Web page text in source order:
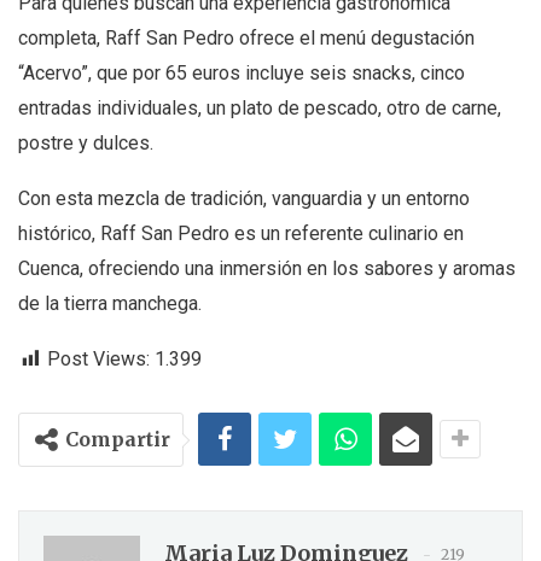
completa, Raff San Pedro ofrece el menú degustación
“Acervo”, que por 65 euros incluye seis snacks, cinco
entradas individuales, un plato de pescado, otro de carne,
postre y dulces.
Con esta mezcla de tradición, vanguardia y un entorno
histórico, Raff San Pedro es un referente culinario en
Cuenca, ofreciendo una inmersión en los sabores y aromas
de la tierra manchega.
Post Views: 1.399
Compartir
Maria Luz Dominguez 219